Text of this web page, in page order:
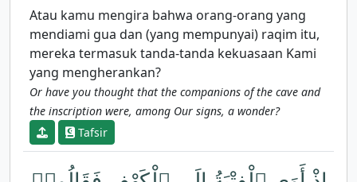
Atau kamu mengira bahwa orang-orang yang
mendiami gua dan (yang mempunyai) raqim itu,
mereka termasuk tanda-tanda kekuasaan Kami
yang mengherankan?
Or have you thought that the companions of the cave and
the inscription were, among Our signs, a wonder?
Tafsir